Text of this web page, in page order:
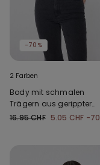
-70%
2 Farben
Body mit schmalen
Trägern aus gerippter
Baumwolle
16.95 CHF 5.05 CHF -